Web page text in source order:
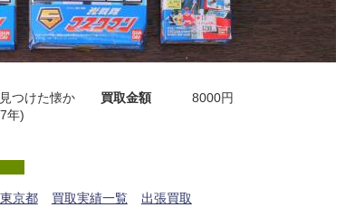
つけた懐か
年)
買取金額 8000円
東京都 買取実績一覧 出張買取